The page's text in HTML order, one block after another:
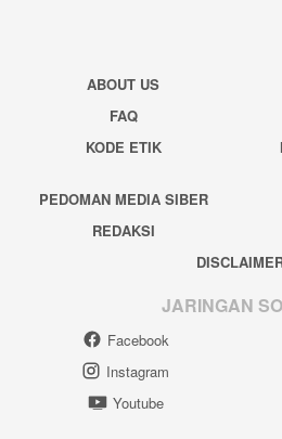
ABOUT US
FAQ
KODE ETIK
PEDOMAN MEDIA SIBER
REDAKSI
JARINGAN
Facebook
Instagram
Youtube